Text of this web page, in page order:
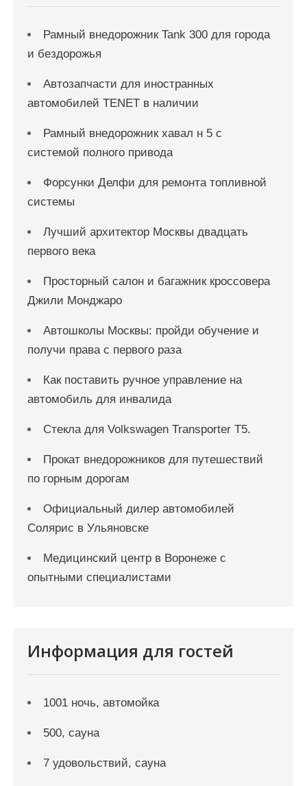
Рамный внедорожник Tank 300 для города
и бездорожья
Автозапчасти для иностранных
автомобилей TENET в наличии
Рамный внедорожник хавал н 5 с
системой полного привода
Форсунки Делфи для ремонта топливной
системы
Лучший архитектор Москвы двадцать
первого века
Просторный салон и багажник кроссовера
Джили Монджаро
Автошколы Москвы: пройди обучение и
получи права с первого раза
Как поставить ручное управление на
автомобиль для инвалида
Стекла для Volkswagen Transporter T5.
Прокат внедорожников для путешествий
по горным дорогам
Официальный дилер автомобилей
Солярис в Ульяновске
Медицинский центр в Воронеже с
опытными специалистами
Информация для гостей
1001 ночь, автомойка
500, сауна
7 удовольствий, сауна